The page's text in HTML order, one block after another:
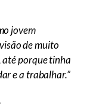
jovem
de muito
porque tinha
e a trabalhar.”